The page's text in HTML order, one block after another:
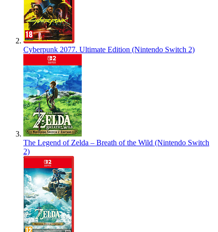
Cyberpunk 2077. Ultimate Edition (Nintendo Switch 2)
The Legend of Zelda – Breath of the Wild (Nintendo Switch
2)